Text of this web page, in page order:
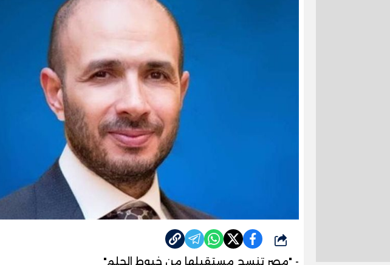
شارك
- "مصر تنسج مستقبلها من خيوط الحلم"